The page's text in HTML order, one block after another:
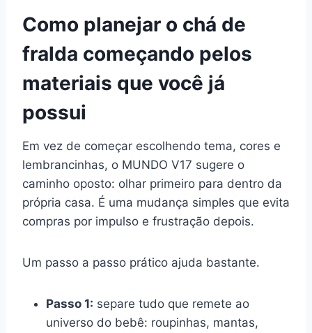
Como planejar o chá de
fralda começando pelos
materiais que você já
possui
Em vez de começar escolhendo tema, cores e
lembrancinhas, o MUNDO V17 sugere o
caminho oposto: olhar primeiro para dentro da
própria casa. É uma mudança simples que evita
compras por impulso e frustração depois.
Um passo a passo prático ajuda bastante.
Passo 1: separe tudo que remete ao
universo do bebê: roupinhas, mantas,